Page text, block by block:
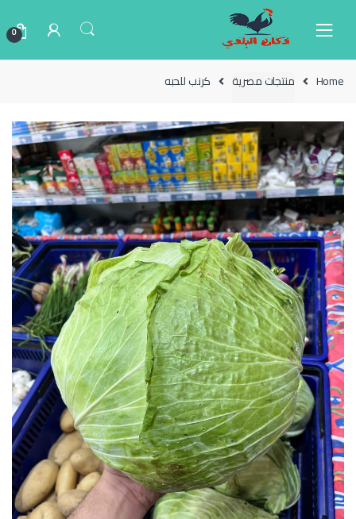
0
Home منتجات مصرية كرنب للحبه